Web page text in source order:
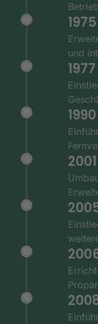
1975
und
1977
1990
2001